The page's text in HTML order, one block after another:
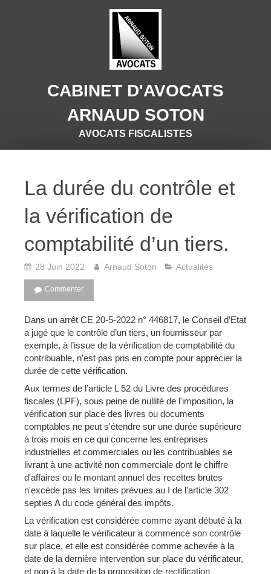
CABINET D'AVOCATS
ARNAUD SOTON
AVOCATS FISCALISTES
La durée du contrôle et
la vérification de
comptabilité d’un tiers.
28 Juin 2022 Arnaud Soton Actualités
Commenter
Dans un arrêt CE 20-5-2022 n° 446817, le Conseil d’Etat
a jugé que le contrôle d’un tiers, un fournisseur par
exemple, à l’issue de la vérification de comptabilité du
contribuable, n’est pas pris en compte pour apprécier la
durée de cette vérification.
Aux termes de l’article L 52 du Livre des procédures
fiscales (LPF), sous peine de nullité de l'imposition, la
vérification sur place des livres ou documents
comptables ne peut s'étendre sur une durée supérieure
à trois mois en ce qui concerne les entreprises
industrielles et commerciales ou les contribuables se
livrant à une activité non commerciale dont le chiffre
d'affaires ou le montant annuel des recettes brutes
n'excède pas les limites prévues au I de l'article 302
septies A du code général des impôts.
La vérification est considérée comme ayant débuté à la
date à laquelle le vérificateur a commencé son contrôle
sur place, et elle est considérée comme achevée à la
date de la dernière intervention sur place du vérificateur,
et non à la date de la proposition de rectification